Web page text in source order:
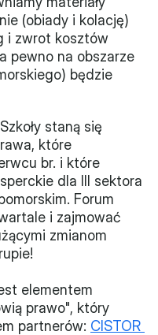
(obiady i kolację)
i zwrot kosztów
pewno na obszarze
będzie
staną się
które
br. i które
dla III sektora
Forum
i zajmować
zmianom
elementem
prawo", który
partnerów: CISTOR